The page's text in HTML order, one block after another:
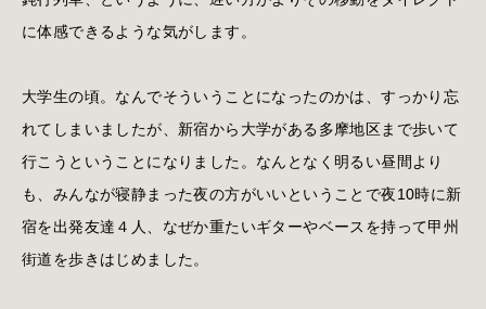
に体感できるような気がします。
大学生の頃。なんでそういうことになったのかは、すっかり忘
れてしまいましたが、新宿から大学がある多摩地区まで歩いて
行こうということになりました。なんとなく明るい昼間より
も、みんなが寝静まった夜の方がいいということで夜10時に新
宿を出発友達４人、なぜか重たいギターやベースを持って甲州
街道を歩きはじめました。